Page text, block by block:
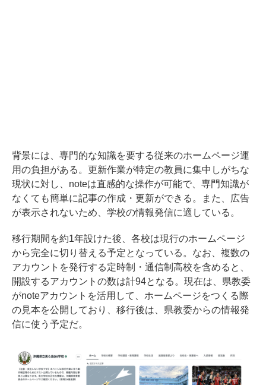
背景には、専門的な知識を要する従来のホームページ運
用の負担がある。更新作業が特定の教員に集中しがちな
現状に対し、noteは直感的な操作が可能で、専門知識が
なくても簡単に記事の作成・更新ができる。また、広告
が表示されないため、学校の情報発信に適している。
移行期間を約1年設けた後、各校は現行のホームページ
から完全に切り替える予定となっている。なお、複数の
アカウントを発行する定時制・通信制高校を含めると、
開設するアカウントの数は計94となる。現在は、県教委
がnoteアカウントを活用して、ホームページをつくる際
の見本を公開しており、移行後は、県教委からの情報発
信に使う予定だ。